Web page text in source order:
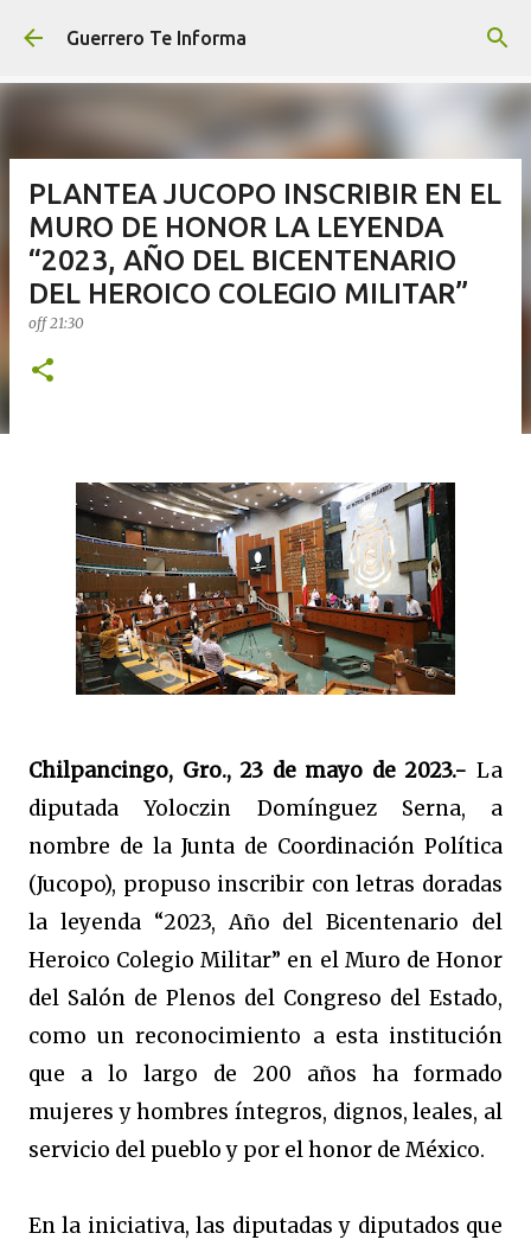
Ir al contenido principal
Guerrero Te Informa
PLANTEA JUCOPO INSCRIBIR EN EL
MURO DE HONOR LA LEYENDA
“2023, AÑO DEL BICENTENARIO
DEL HEROICO COLEGIO MILITAR”
off21:30
Chilpancingo, Gro., 23 de mayo de 2023.- La
diputada Yoloczin Domínguez Serna, a
nombre de la Junta de Coordinación Política
(Jucopo), propuso inscribir con letras doradas
la leyenda “2023, Año del Bicentenario del
Heroico Colegio Militar” en el Muro de Honor
del Salón de Plenos del Congreso del Estado,
como un reconocimiento a esta institución
que a lo largo de 200 años ha formado
mujeres y hombres íntegros, dignos, leales, al
servicio del pueblo y por el honor de México.
En la iniciativa, las diputadas y diputados que